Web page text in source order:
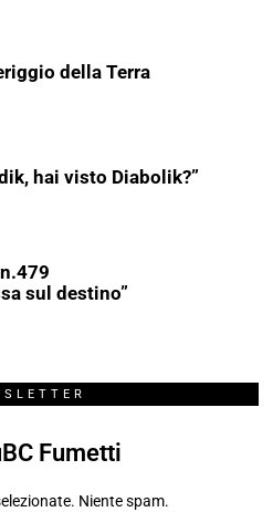
della Terra
hai visto Diabolik?”
sul destino”
Fumetti
Niente spam.